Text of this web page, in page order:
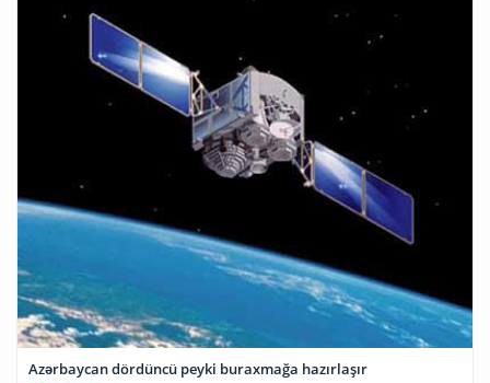
Azərbaycan dördüncü peyki buraxmağa hazırlaşır